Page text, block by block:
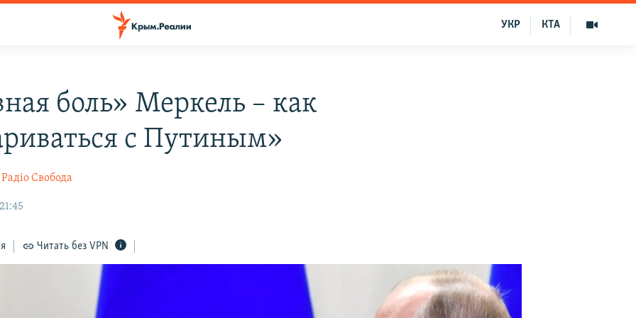
КТА
УКР
боль» Меркель – как
с Путиным»
Радіо Свобода
Читать без VPN